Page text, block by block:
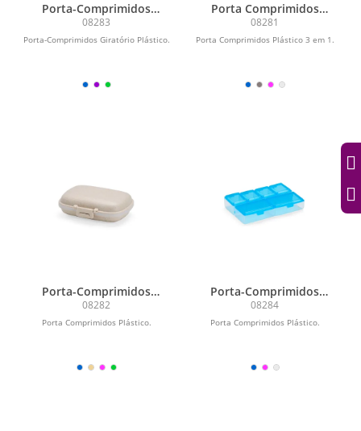
Porta-Comprimidos
Plástico
08283
Porta-Comprimidos Giratório Plástico.
Porta Comprimidos
Plástico
08281
Porta Comprimidos Plástico 3 em 1.
Porta-Comprimidos
Plástico
08282
Porta Comprimidos Plástico.
Porta-Comprimidos
Plástico
08284
Porta Comprimidos Plástico.